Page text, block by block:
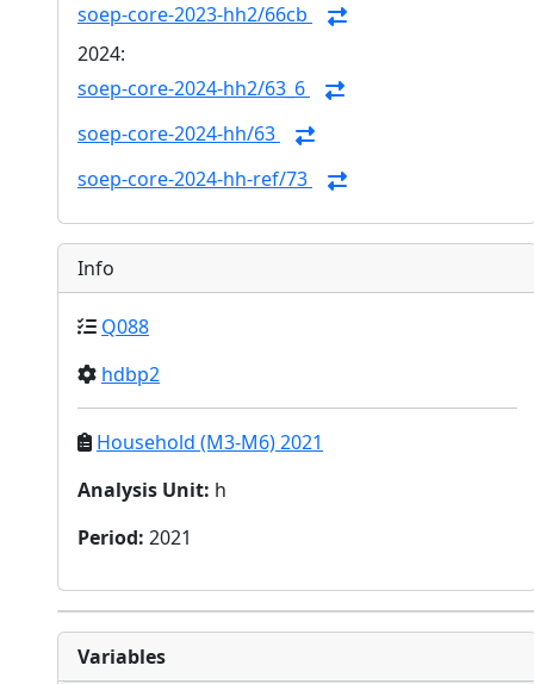
soep-core-2023-hh2/66cb
2024:
soep-core-2024-hh2/63_6
soep-core-2024-hh/63
soep-core-2024-hh-ref/73
Info
Q088
hdbp2
Household (M3-M6) 2021
Analysis Unit: h
Period: 2021
Variables